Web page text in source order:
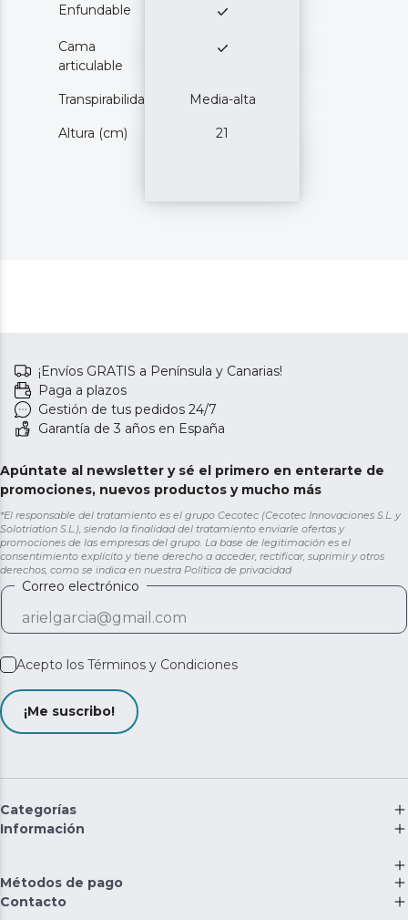
Enfundable
Cama
articulable
Transpirabilidad Media-alta
Altura (cm) 21
¡Envíos GRATIS a Península y Canarias!
Paga a plazos
Gestión de tus pedidos 24/7
Garantía de 3 años en España
Apúntate al newsletter y sé el primero en enterarte de
promociones, nuevos productos y mucho más
*El responsable del tratamiento es el grupo Cecotec (Cecotec Innovaciones S.L. y
Solotriatlon S.L.), siendo la finalidad del tratamiento enviarle ofertas y
promociones de las empresas del grupo. La base de legitimación es el
consentimiento explícito y tiene derecho a acceder, rectificar, suprimir y otros
derechos, como se indica en nuestra Política de privacidad
Correo electrónico
Acepto los Términos y Condiciones
¡Me suscribo!
Categorías
Información
Métodos de pago
Contacto